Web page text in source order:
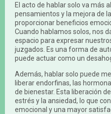
El acto de hablar solo va más
pensamientos y la mejora de
proporcionar beneficios
Cuando hablamos solos, nos
espacio para expresar
juzgados. Es una forma de
puede actuar como un
Además, hablar solo puede
liberar endorfinas, las
de bienestar. Esta liberación
estrés y la ansiedad, lo que
emocional y una mayor